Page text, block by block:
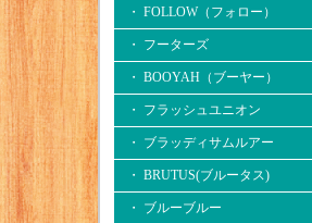
・ FOLLOW（フォロー）
・ フーターズ
・ BOOYAH（ブーヤー）
・ フラッシュユニオン
・ ブラッディサムルアー
・ BRUTUS(ブルータス)
・ ブルーブルー